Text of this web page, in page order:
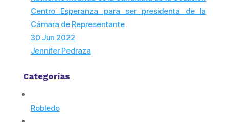
Centro Esperanza para ser presidenta de la
Cámara de Representante
30 Jun 2022
Jennifer Pedraza
Categorías
Robledo